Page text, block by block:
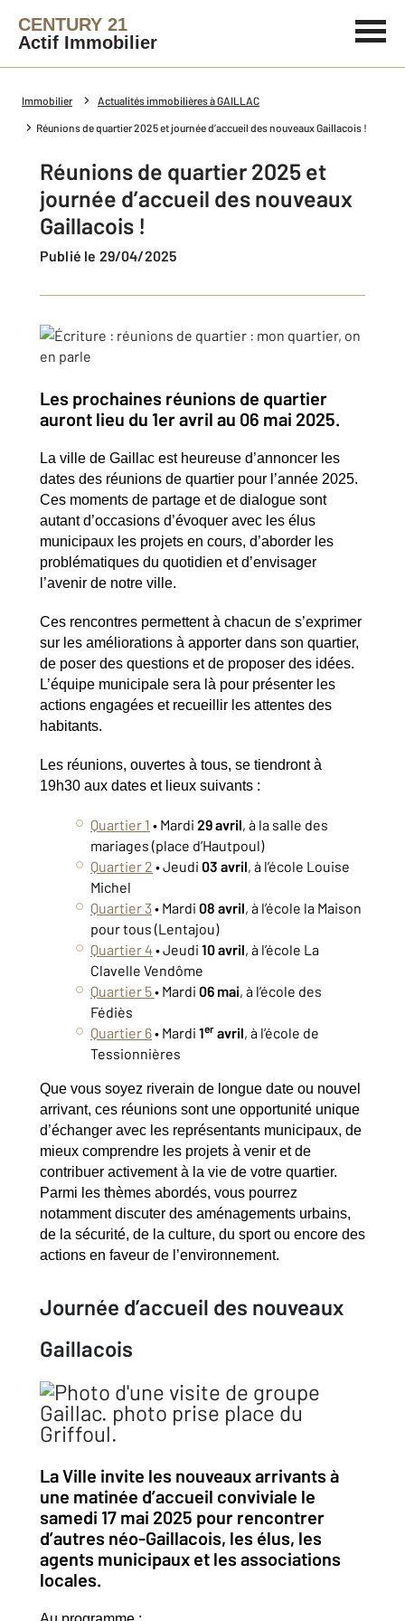
CENTURY 21
Actif Immobilier
Immobilier Actualités immobilières à GAILLAC
Réunions de quartier 2025 et journée d’accueil des nouveaux Gaillacois !
Réunions de quartier 2025 et
journée d’accueil des nouveaux
Gaillacois !
Publié le 29/04/2025
Les prochaines réunions de quartier
auront lieu du 1er avril au 06 mai 2025.
La ville de Gaillac est heureuse d’annoncer les
dates des réunions de quartier pour l’année 2025.
Ces moments de partage et de dialogue sont
autant d’occasions d’évoquer avec les élus
municipaux les projets en cours, d’aborder les
problématiques du quotidien et d’envisager
l’avenir de notre ville.
Ces rencontres permettent à chacun de s’exprimer
sur les améliorations à apporter dans son quartier,
de poser des questions et de proposer des idées.
L’équipe municipale sera là pour présenter les
actions engagées et recueillir les attentes des
habitants.
Les réunions, ouvertes à tous, se tiendront à
19h30 aux dates et lieux suivants :
Quartier 1 • Mardi 29 avril, à la salle des
mariages (place d’Hautpoul)
Quartier 2 • Jeudi 03 avril, à l’école Louise
Michel
Quartier 3• Mardi 08 avril, à l’école la Maison
pour tous (Lentajou)
Quartier 4 • Jeudi 10 avril, à l’école La
Clavelle Vendôme
Quartier 5• Mardi 06 mai, à l’école des
Fédiès
Quartier 6• Mardi 1er avril, à l’école de
Tessionnières
Que vous soyez riverain de longue date ou nouvel
arrivant, ces réunions sont une opportunité unique
d’échanger avec les représentants municipaux, de
mieux comprendre les projets à venir et de
contribuer activement à la vie de votre quartier.
Parmi les thèmes abordés, vous pourrez
notamment discuter des aménagements urbains,
de la sécurité, de la culture, du sport ou encore des
actions en faveur de l’environnement.
Journée d’accueil des nouveaux
Gaillacois
La Ville invite les nouveaux arrivants à
une matinée d’accueil conviviale le
samedi 17 mai 2025 pour rencontrer
d’autres néo-Gaillacois, les élus, les
agents municipaux et les associations
locales.